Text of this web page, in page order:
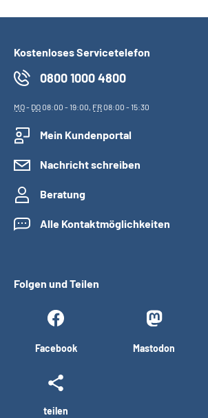
Kostenloses Servicetelefon
0800 1000 4800
MO- DO08:00 - 19:00, FR08:00 - 15:30
Mein Kundenportal
Nachricht schreiben
Beratung
Alle Kontaktmöglichkeiten
Folgen und Teilen
Facebook Mastodon
teilen